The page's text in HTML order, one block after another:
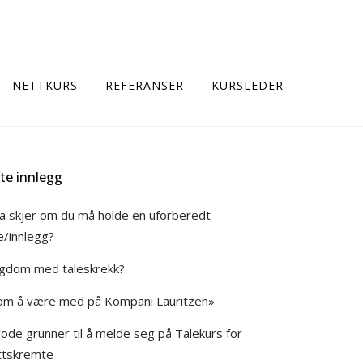
NETTKURS REFERANSER KURSLEDER
innlegg
skjer om du må holde en uforberedt
innlegg?
med taleskrekk?
å være med på Kompani Lauritzen»
grunner til å melde seg på Talekurs for